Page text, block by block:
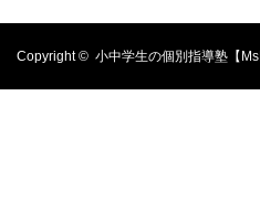
Copyright © 小中学生の個別指導塾【